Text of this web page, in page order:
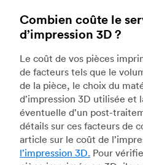
Combien coûte le
d’impression 3D ?
Le coût de vos pièces
de facteurs tels que le
de la pièce, le choix du
d’impression 3D utilisée et
éventuelle d’un post-
détails sur ces facteurs de
article sur le coût de
l’impression 3D. Pour